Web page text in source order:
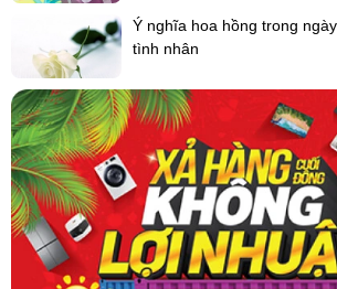
Ý nghĩa hoa hồng trong
tình nhân